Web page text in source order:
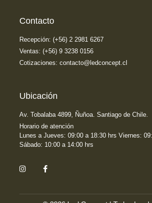
Contacto
Recepción: (+56) 2 2981 6267
Ventas: (+56) 9 3238 0156
Cotizaciones: contacto@ledconcept.cl
Ubicación
Av. Tobalaba 4899, Ñuñoa. Santiago de Chile.
Horario de atención
Lunes a Jueves: 09:00 a 18:30 hrs Viernes:
Sábado: 10:00 a 14:00 hrs